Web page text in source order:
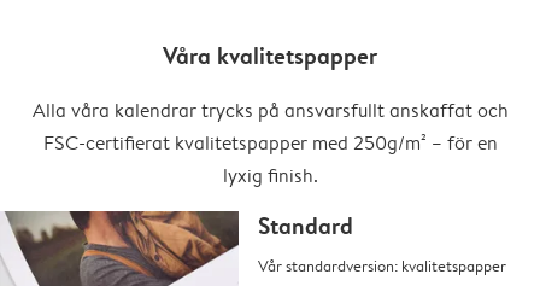
Våra kvalitetspapper
Alla våra kalendrar trycks på ansvarsfullt anskaffat och
FSC-certifierat kvalitetspapper med 250g/m² – för en
lyxig finish.
Standard
Vår standardversion: kvalitetspapper